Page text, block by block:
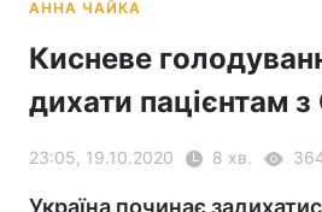
Кисневе
дихати пацієнтам з
23:05, 19.10.2020 8 хв.
Україна починає